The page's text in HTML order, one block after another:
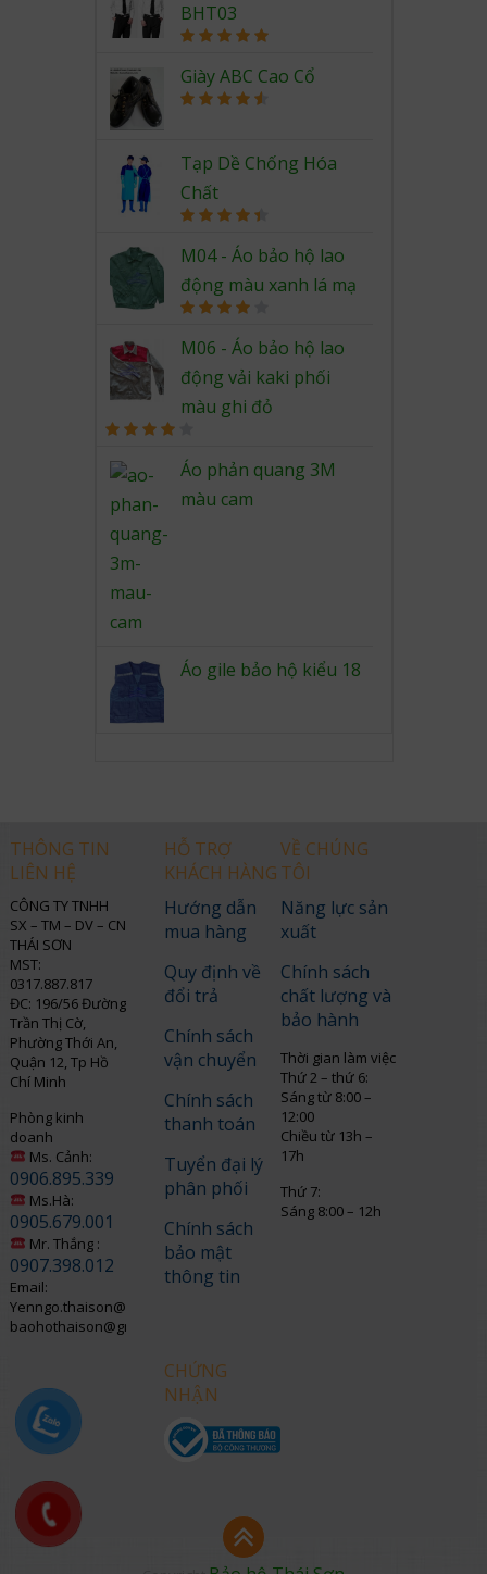
BHT03
out of 5
Giày ABC Cao Cổ
Tạp Dề Chống Hóa
Chất
out of 5
M04 - Áo bảo hộ lao
động màu xanh lá mạ
4.00out
of 5
M06 - Áo bảo hộ lao
động vải kaki phối
màu ghi đỏ
4.00 out
of 5
Áo phản quang 3M
màu cam
Áo gile bảo hộ kiểu 18
THÔNG TIN
LIÊN HỆ
CÔNG TY TNHH
SX – TM – DV – CN
THÁI SƠN
MST:
0317.887.817
ĐC: 196/56 Đường
Trần Thị Cờ,
Phường Thới An,
Quận 12, Tp Hồ
Chí Minh
Phòng kinh
doanh
Ms. Cảnh:
0906.895.339
Ms.Hà:
0905.679.001
Mr. Thắng :
0907.398.012
Email:
Yenngo.thaison@gmail.com
baohothaison@gmail.com
HỖ TRỢ
KHÁCH HÀNG
Hướng dẫn
mua hàng
Quy định về
đổi trả
Chính sách
vận chuyển
Chính sách
thanh toán
Tuyển đại lý
phân phối
Chính sách
bảo mật
thông tin
CHỨNG
NHẬN
VỀ CHÚNG
TÔI
Năng lực sản
xuất
Chính sách
chất lượng và
bảo hành
Thời gian làm việc
Thứ 2 – thứ 6:
Sáng từ 8:00 –
12:00
Chiều từ 13h –
17h
Thứ 7:
Sáng 8:00 – 12h